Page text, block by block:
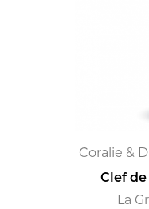
Coralie &
Clef de
La